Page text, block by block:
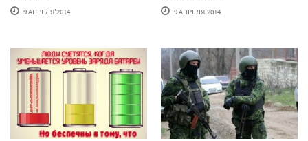
9 АПРЕЛЯ'2014 9 АПРЕЛЯ'2014